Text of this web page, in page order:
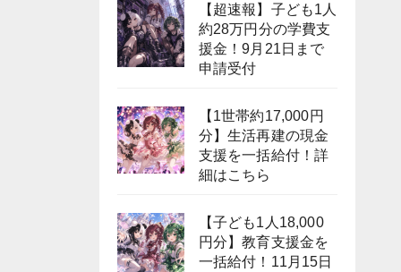
【超速報】子ども1人
約28万円分の学費支
援金！9月21日まで
申請受付
【1世帯約17,000円
分】生活再建の現金
支援を一括給付！詳
細はこちら
【子ども1人18,000
円分】教育支援金を
一括給付！11月15日